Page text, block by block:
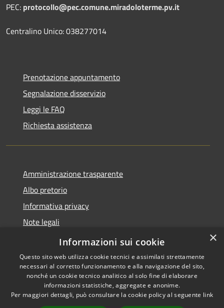
PEC: protocollo@pec.comune.miradoloterme.pv.it
Centralino Unico: 038277014
Prenotazione appuntamento
Segnalazione disservizio
Leggi le FAQ
Richiesta assistenza
Amministrazione trasparente
Albo pretorio
Informativa privacy
Note legali
Dichiarazione di accessibilità
Accessibilità
Copyright © 2026 • Comune di
Miradolo Terme • Powered by
×
Informazioni sui cookie
Questo sito web utilizza cookie tecnici e assimilati strettamente
necessari al corretto funzionamento e alla navigazione del sito,
nonché un cookie tecnico analitico al solo fine di elaborare
informazioni statistiche, aggregate e anonime.
Per maggiori dettagli, può consultare la cookie policy al seguente link